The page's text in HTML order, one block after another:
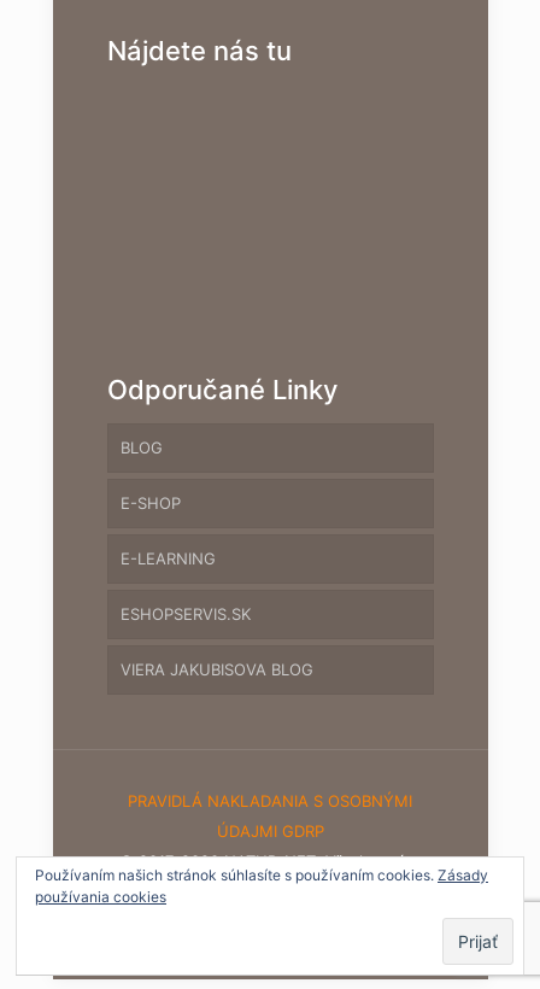
Nájdete nás tu
Odporučané Linky
BLOG
E-SHOP
E-LEARNING
ESHOPSERVIS.SK
VIERA JAKUBISOVA BLOG
PRAVIDLÁ NAKLADANIA S OSOBNÝMI
ÚDAJMI GDRP
© 2017-2020 NATUR-NET. Všetky práva
vyhradené.
Používaním našich stránok súhlasíte s používaním cookies. Zásady
používania cookies